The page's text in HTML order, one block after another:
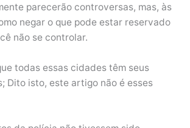
parecerão controversas, mas, às
negar o que pode estar reservado
não se controlar.
todas essas cidades têm seus
Dito isto, este artigo não é esses